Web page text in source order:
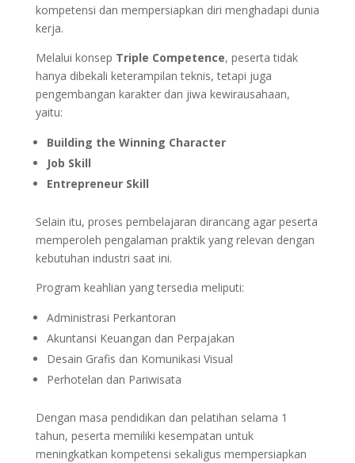
kompetensi dan mempersiapkan diri menghadapi dunia
kerja.
Melalui konsep Triple Competence, peserta tidak
hanya dibekali keterampilan teknis, tetapi juga
pengembangan karakter dan jiwa kewirausahaan,
yaitu:
Building the Winning Character
Job Skill
Entrepreneur Skill
Selain itu, proses pembelajaran dirancang agar peserta
memperoleh pengalaman praktik yang relevan dengan
kebutuhan industri saat ini.
Program keahlian yang tersedia meliputi:
Administrasi Perkantoran
Akuntansi Keuangan dan Perpajakan
Desain Grafis dan Komunikasi Visual
Perhotelan dan Pariwisata
Dengan masa pendidikan dan pelatihan selama 1
tahun, peserta memiliki kesempatan untuk
meningkatkan kompetensi sekaligus mempersiapkan